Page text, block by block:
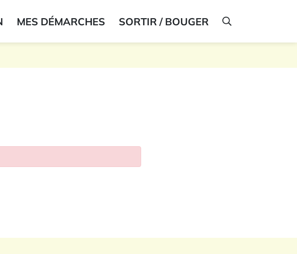
MES DÉMARCHES SORTIR / BOUGER AFFICHER LA